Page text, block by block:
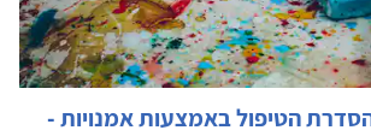
הטיפול באמצעות אמנויות -